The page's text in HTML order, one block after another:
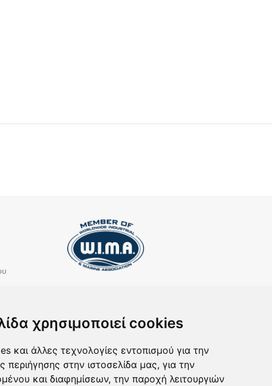
χρησιμοποιεί cookies
και άλλες τεχνολογίες εντοπισμού για την
περιήγησης στην ιστοσελίδα μας, για την
και διαφημίσεων, την παροχή λειτουργιών
συμπληρώστε το email σας στην παρακάτω φόρμα